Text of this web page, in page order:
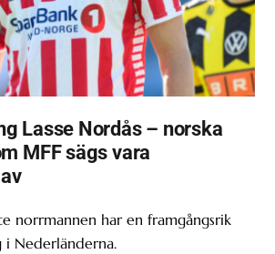
Lasse Nordås – norska
MFF sägs vara
norrmannen har en framgångsrik
i Nederländerna.